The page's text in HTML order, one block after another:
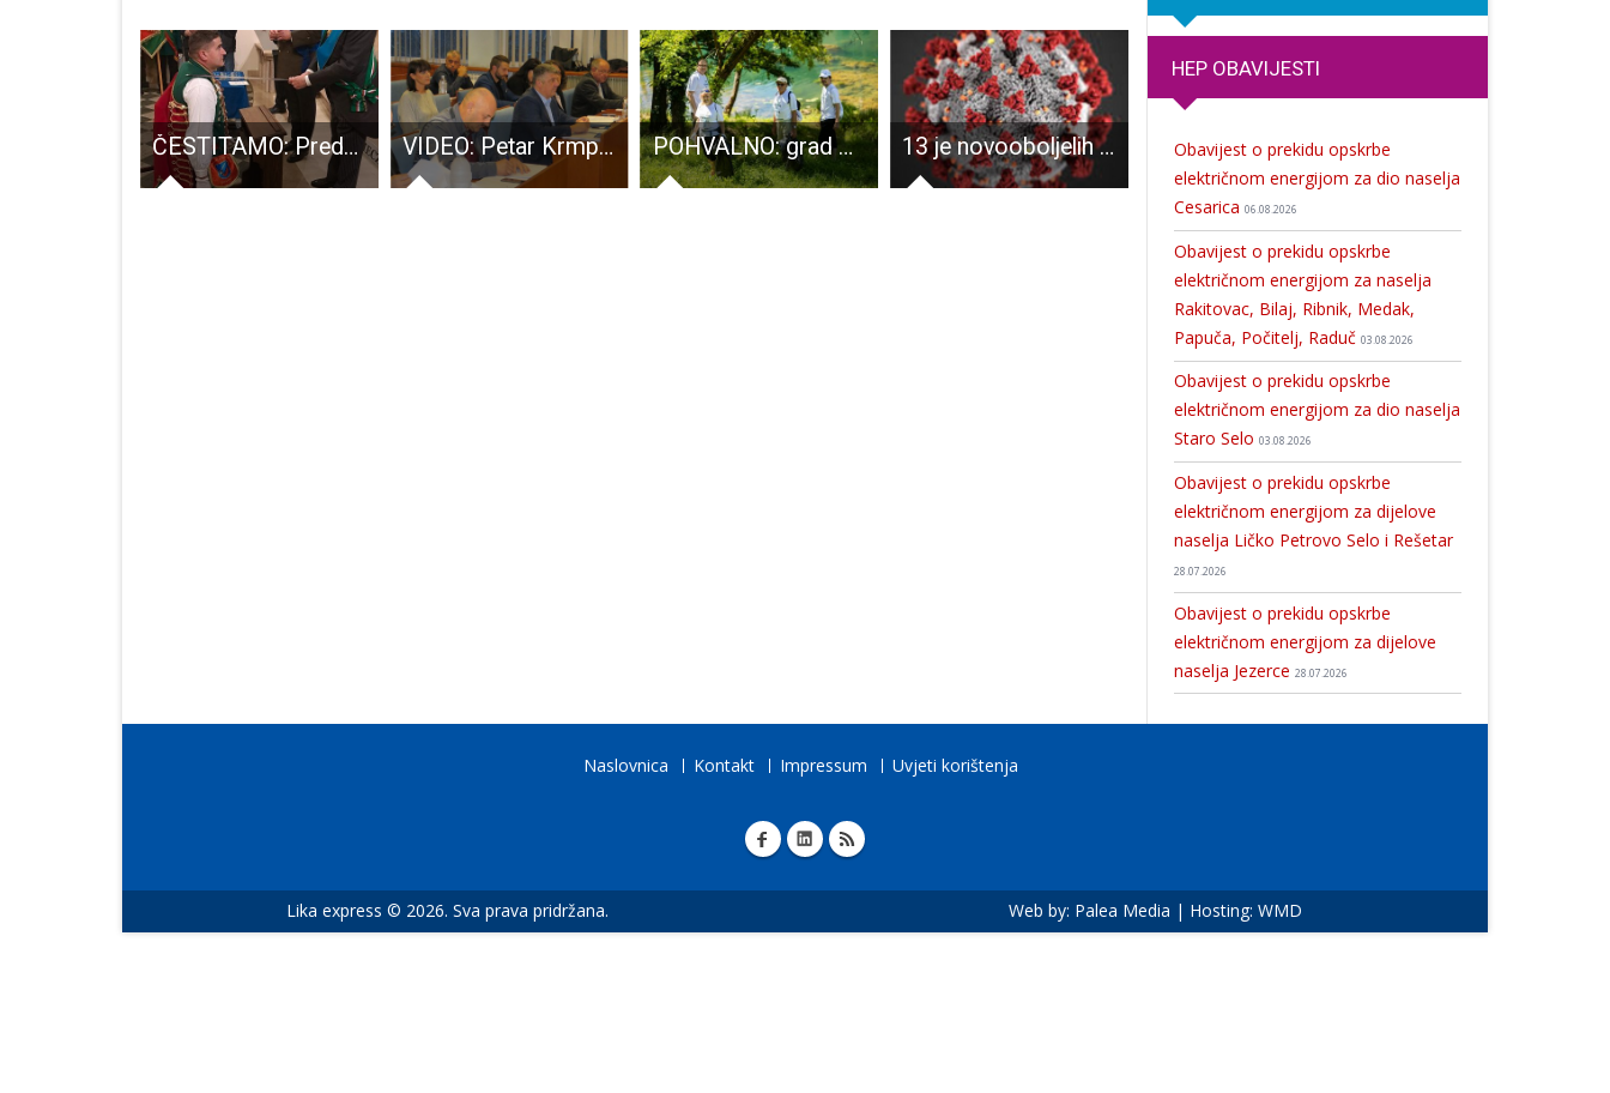
ČESTITAMO: Predsjednik Ličke pukovnije Gospić dr.sc. Joso Vrkljan imenovan vitezom VIDEO: Petar Krmpotić: “ovaj proračun ništa ne valja”. Karlo Starčević:”sanirali smo 5,5 milijuna kuna dugova koje smo preuzeli, nastavljamo služiti svome narodu”!!! POHVALNO: grad Otočac je među 28 hrvatskih gradova koji će sudjelovati u projektu “Od izvora do mora”! 13 je novooboljelih osoba od COVID-19 u Ličko-senjskoj županiji, dvije osobe su preminule Dobar nastup gospićkih atletičara
HEP OBAVIJESTI
Obavijest o prekidu opskrbe
električnom energijom za dio naselja
Cesarica 06.08.2026
Obavijest o prekidu opskrbe
električnom energijom za naselja
Rakitovac, Bilaj, Ribnik, Medak,
Papuča, Počitelj, Raduč 03.08.2026
Obavijest o prekidu opskrbe
električnom energijom za dio naselja
Staro Selo 03.08.2026
Obavijest o prekidu opskrbe
električnom energijom za dijelove
naselja Ličko Petrovo Selo i Rešetar
28.07.2026
Obavijest o prekidu opskrbe
električnom energijom za dijelove
naselja Jezerce 28.07.2026
Naslovnica Kontakt Impressum Uvjeti korištenja
Lika express © 2026. Sva prava pridržana. Web by: Palea Media | Hosting: WMD